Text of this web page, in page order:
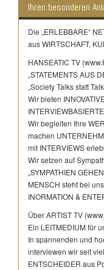
Ihren besonderen
Die „ERLEBBARE“
aus WIRTSCHAFT,
HANSEATIC TV
„STATEMENTS AUS
„Society Talks statt
Wir bieten
Wir begleiten Ihre
machen
mit INTERVIEWS
Wir setzen auf
„SYMPATHIEN
MENSCH steht bei
INORMATION &
Über ARTIST TV
Ein LEITMEDIUM für
In spannenden und
interviewen wir seit
ENTSCHEIDER aus